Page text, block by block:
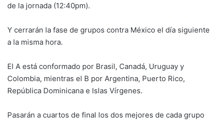
de la jornada (12:40pm).
Y cerrarán la fase de grupos contra México el día siguiente
a la misma hora.
El A está conformado por Brasil, Canadá, Uruguay y
Colombia, mientras el B por Argentina, Puerto Rico,
República Dominicana e Islas Vírgenes.
Pasarán a cuartos de final los dos mejores de cada grupo